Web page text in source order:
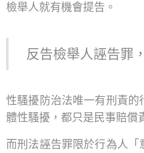
檢舉人就有機會提告。
反告檢舉人誣告罪
性騷擾防治法唯一有刑責
體性騷擾，都只是民事賠償
而刑法誣告罪限於行為人